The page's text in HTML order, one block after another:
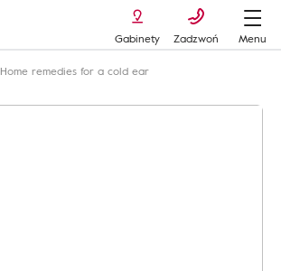
Gabinety Zadzwoń
Menu
Home remedies for a cold ear